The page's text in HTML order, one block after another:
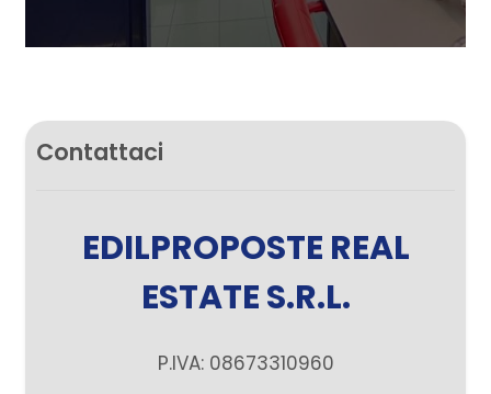
Contattaci
EDILPROPOSTE REAL
ESTATE S.R.L.
P.IVA: 08673310960